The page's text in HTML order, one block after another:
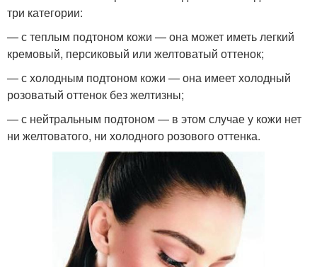
три категории:
— с теплым подтоном кожи — она может иметь легкий
кремовый, персиковый или желтоватый оттенок;
— с холодным подтоном кожи — она имеет холодный
розоватый оттенок без желтизны;
— с нейтральным подтоном — в этом случае у кожи нет
ни желтоватого, ни холодного розового оттенка.